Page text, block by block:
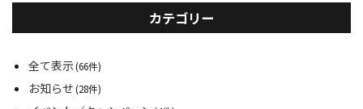
カテゴリー
全て表示(66件)
お知らせ(28件)